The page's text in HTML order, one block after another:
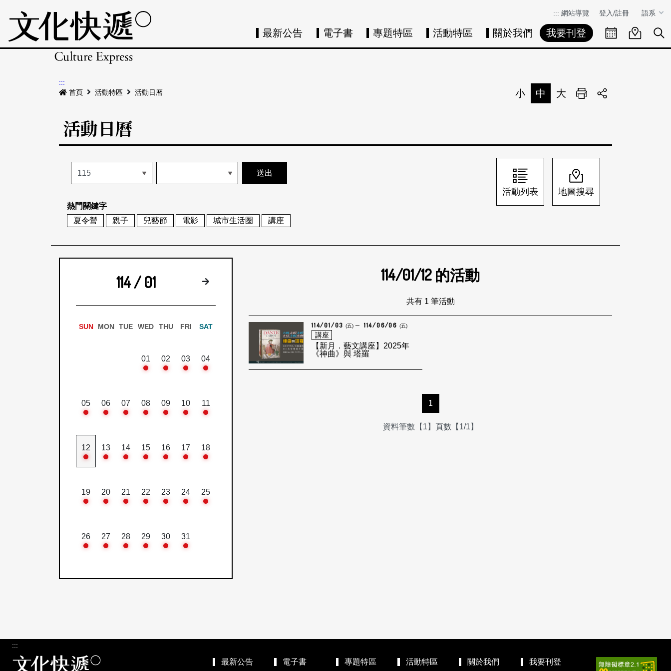
::: 網站導覽 登入/註冊 語系
最新公告 電子書 專題特區 活動特區 關於我們 我要刊登 活動日曆活動地圖展
:::
首頁
活動特區 活動日曆 小 中 大 列印
活動日曆
熱門關鍵字
夏令營
親子 兒藝節 電影 城市生活圈 講座
活動列表 地圖搜尋
114 / 01 下個月
SUN MON TUE WED THU FRI SAT
01 02 03 04
05 06 07 08 09 10 11
12 13 14 15 16 17 18
19 20 21 22 23 24 25
26 27 28 29 30 31
114/01/12 的活動
共有 1 筆活動
114/01/03 (五) 114/06/06 (五)
講座
【新月．藝文講座】2025年
《神曲》與 塔羅
1
資料筆數【1】頁數【1/1】
:::
最新公告 電子書 專題特區 活動特區 關於我們 我要刊登